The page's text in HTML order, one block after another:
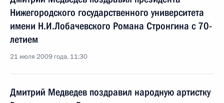
Нижегородского государственного университета
имени Н.И.Лобачевского Романа Стронгина с 70-
летием
21 июля 2009 года, 11:30
Дмитрий Медведев поздравил народную артистку